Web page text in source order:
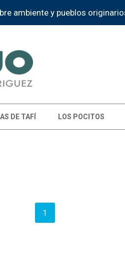
ambiente y pueblos
DE TAFÍ LOS POCITOS
1